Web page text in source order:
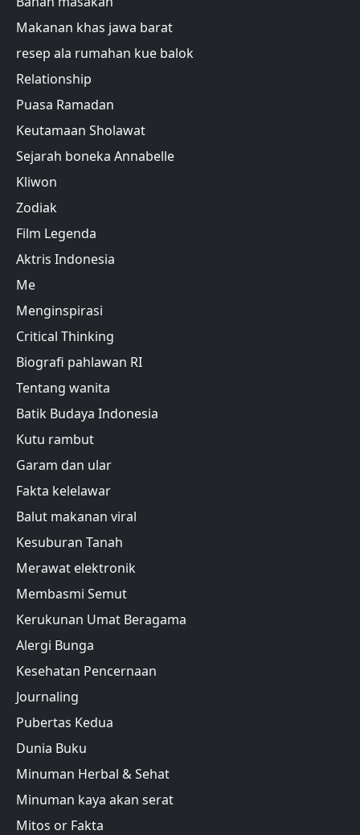
Makanan khas jawa barat
resep ala rumahan kue balok
Relationship
Puasa Ramadan
Keutamaan Sholawat
Sejarah boneka Annabelle
Kliwon
Zodiak
Film Legenda
Aktris Indonesia
Me
Menginspirasi
Critical Thinking
Biografi pahlawan RI
Tentang wanita
Batik Budaya Indonesia
Kutu rambut
Garam dan ular
Fakta kelelawar
Balut makanan viral
Kesuburan Tanah
Merawat elektronik
Membasmi Semut
Kerukunan Umat Beragama
Alergi Bunga
Kesehatan Pencernaan
Journaling
Pubertas Kedua
Dunia Buku
Minuman Herbal & Sehat
Minuman kaya akan serat
Mitos or Fakta